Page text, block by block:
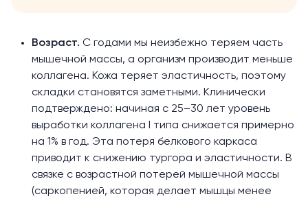
Возраст. С годами мы неизбежно теряем часть
мышечной массы, а организм производит меньше
коллагена. Кожа теряет эластичность, поэтому
складки становятся заметными. Клинически
подтверждено: начиная с 25–30 лет уровень
выработки коллагена I типа снижается примерно
на 1% в год. Эта потеря белкового каркаса
приводит к снижению тургора и эластичности. В
связке с возрастной потерей мышечной массы
(саркопенией, которая делает мышцы менее